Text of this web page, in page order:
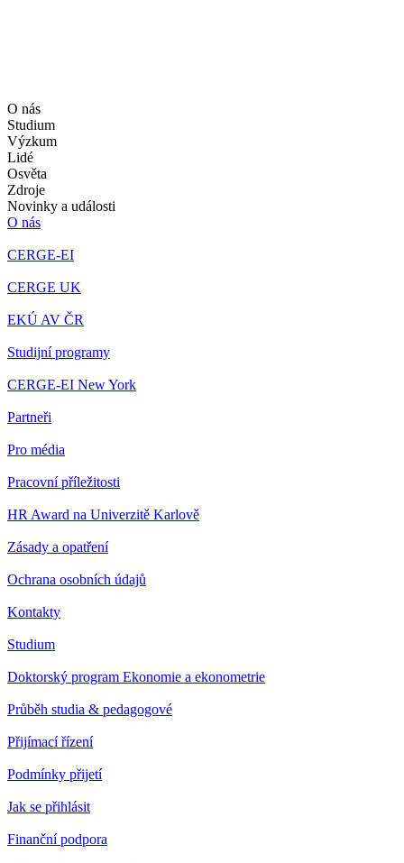
O nás
Studium
Výzkum
Lidé
Osvěta
Zdroje
Novinky a události
O nás
CERGE-EI
CERGE UK
EKÚ AV ČR
Studijní programy
CERGE-EI New York
Partneři
Pro média
Pracovní příležitosti
HR Award na Univerzitě Karlově
Zásady a opatření
Ochrana osobních údajů
Kontakty
Studium
Doktorský program Ekonomie a ekonometrie
Průběh studia & pedagogové
Přijímací řízení
Podmínky přijetí
Jak se přihlásit
Finanční podpora